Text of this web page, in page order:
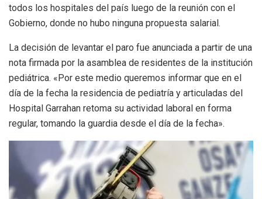
todos los hospitales del país luego de la reunión con el
Gobierno, donde no hubo ninguna propuesta salarial.
La decisión de levantar el paro fue anunciada a partir de una
nota firmada por la asamblea de residentes de la institución
pediátrica. «Por este medio queremos informar que en el
día de la fecha la residencia de pediatría y articuladas del
Hospital Garrahan retoma su actividad laboral en forma
regular, tomando la guardia desde el día de la fecha».